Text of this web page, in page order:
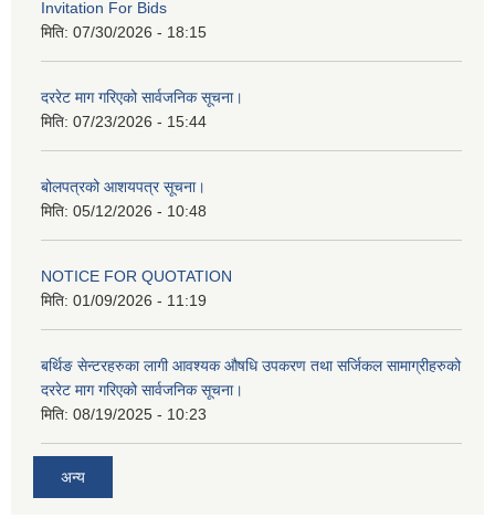
Invitation For Bids
मिति: 07/30/2026 - 18:15
दररेट माग गरिएको सार्वजनिक सूचना।
मिति: 07/23/2026 - 15:44
बोलपत्रको आशयपत्र सूचना।
मिति: 05/12/2026 - 10:48
NOTICE FOR QUOTATION
मिति: 01/09/2026 - 11:19
बर्थिङ सेन्टरहरुका लागी आवश्यक औषधि उपकरण तथा सर्जिकल सामाग्रीहरुको
दररेट माग गरिएको सार्वजनिक सूचना।
मिति: 08/19/2025 - 10:23
अन्य